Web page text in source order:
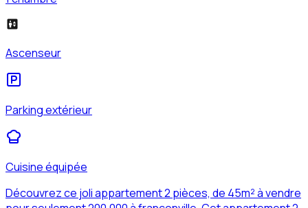
Ascenseur
Parking extérieur
Cuisine équipée
Découvrez ce joli appartement 2 pièces, de 45m² à vendre